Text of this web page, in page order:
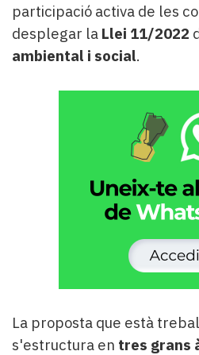
participació activa de les
desplegar la Llei 11/2022
ambiental i social.
La proposta que està
s'estructura en tres grans